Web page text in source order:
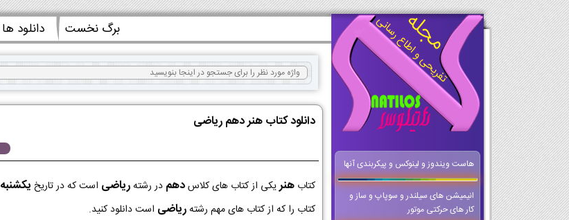
هاست ویندوز و لینوکس و پیکربندی آنها
انیمیشن های سیلندر و سوپاپ و ساز و
کار های حرکتی موتور
برگ نخست دانلود ها
دانلود کتاب هنر دهم ریاضی
کتابهنریکی از کتاب های کلاسدهم در رشتهریاضی است که در تاریخ يكشنبه 26 مرداد 1404
کتاب را که از کتاب های مهم رشتهریاضی است دانلود کنید.